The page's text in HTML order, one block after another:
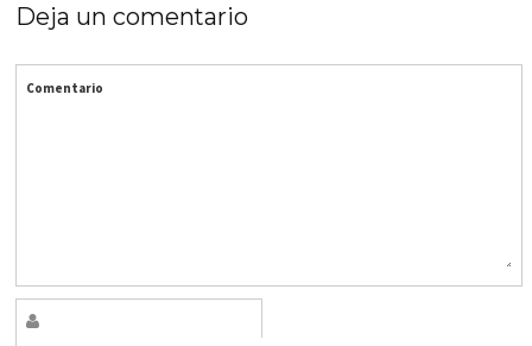
Deja un comentario
Comentario